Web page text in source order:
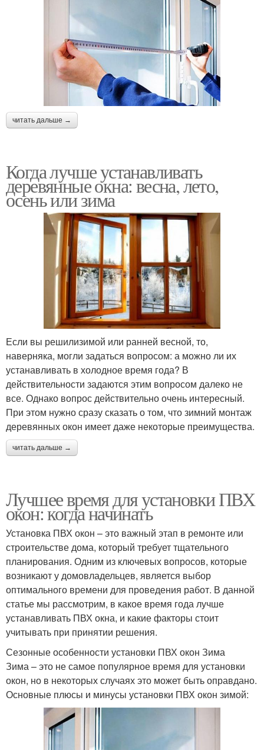
читать дальше →
Когда лучше устанавливать
деревянные окна: весна, лето,
осень или зима
Если вы решилизимой или ранней весной, то,
наверняка, могли задаться вопросом: а можно ли их
устанавливать в холодное время года? В
действительности задаются этим вопросом далеко не
все. Однако вопрос действительно очень интересный.
При этом нужно сразу сказать о том, что зимний монтаж
деревянных окон имеет даже некоторые преимущества.
читать дальше →
Лучшее время для установки ПВХ
окон: когда начинать
Установка ПВХ окон – это важный этап в ремонте или
строительстве дома, который требует тщательного
планирования. Одним из ключевых вопросов, которые
возникают у домовладельцев, является выбор
оптимального времени для проведения работ. В данной
статье мы рассмотрим, в какое время года лучше
устанавливать ПВХ окна, и какие факторы стоит
учитывать при принятии решения.
Сезонные особенности установки ПВХ окон Зима
Зима – это не самое популярное время для установки
окон, но в некоторых случаях это может быть оправдано.
Основные плюсы и минусы установки ПВХ окон зимой: